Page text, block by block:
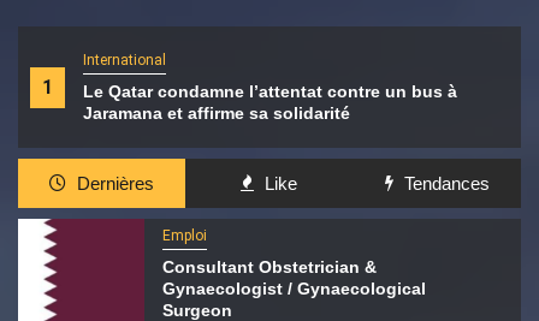
1
International
Le Qatar condamne l’attentat contre un bus à
Jaramana et affirme sa solidarité
Dernières Like Tendances
Emploi
Consultant Obstetrician &
Gynaecologist / Gynaecological
Surgeon